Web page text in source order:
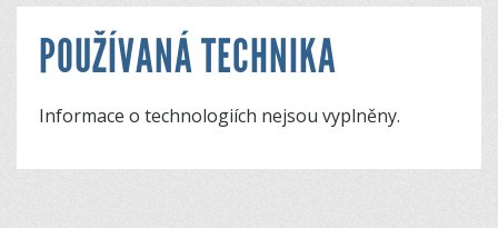
POUŽÍVANÁ TECHNIKA
Informace o technologiích nejsou vyplněny.